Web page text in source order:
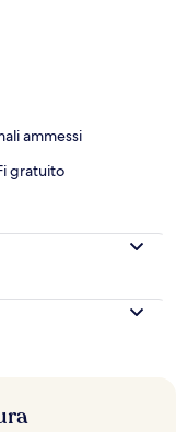
ammessi
gratuito